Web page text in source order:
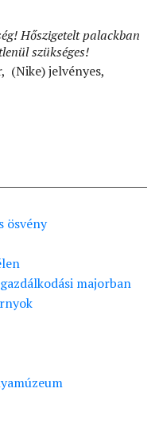
Hőszigetelt palackban
szükséges!
(Nike) jelvényes,
ösvény
majorban